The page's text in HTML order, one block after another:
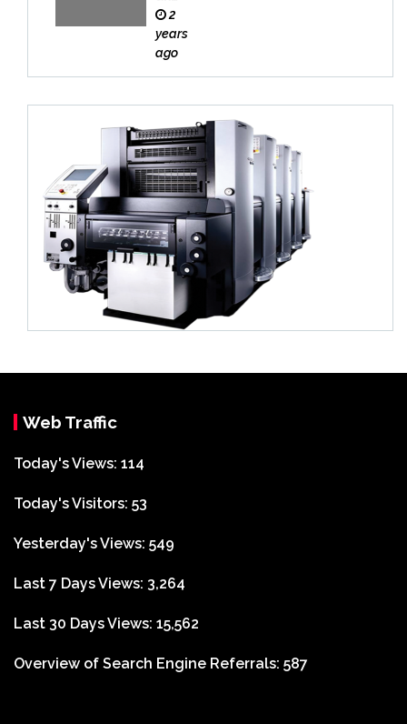
Buk
u
Bek
2
years
ago
Web Traffic
Today's Views: 114
Today's Visitors: 53
Yesterday's Views: 549
Last 7 Days Views: 3,264
Last 30 Days Views: 15,562
Overview of Search Engine Referrals: 587